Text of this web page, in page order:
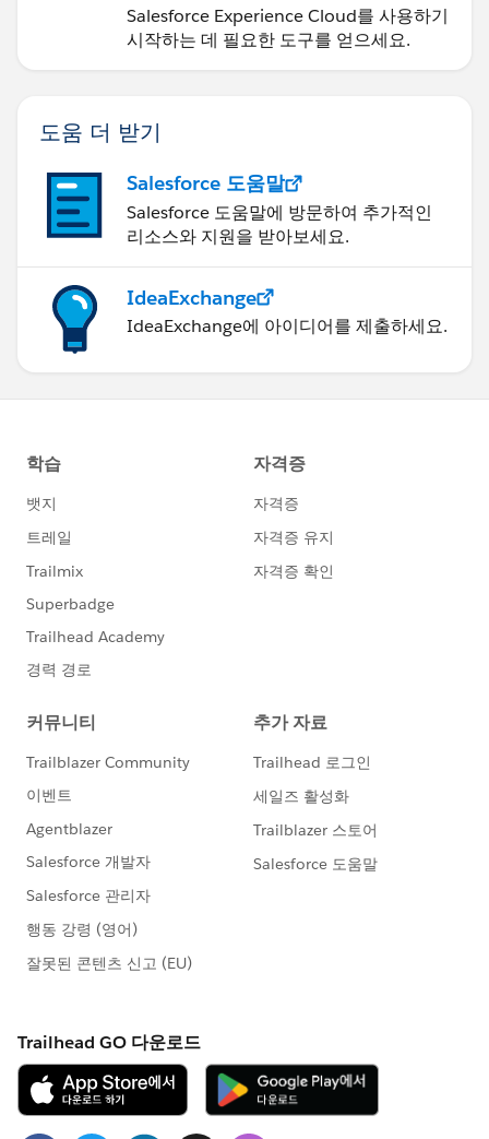
Salesforce Experience Cloud를 사용하기
시작하는 데 필요한 도구를 얻으세요.
도움 더 받기
Salesforce 도움말
Salesforce 도움말에 방문하여 추가적인
리소스와 지원을 받아보세요.
IdeaExchange
IdeaExchange에 아이디어를 제출하세요.